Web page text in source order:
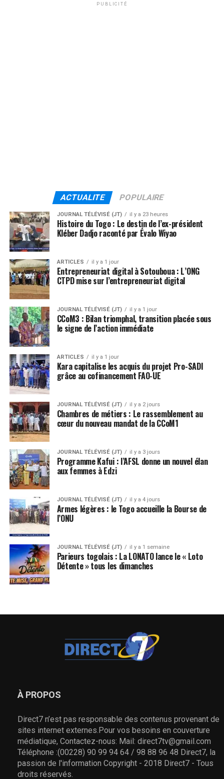
PUBLICITÉ
ACTUALITE POPULAIRE
JOURNAL TÉLÉVISÉ (JT) il y a 23 heures
Histoire du Togo : Le destin de l’ex-président
Kléber Dadjo raconté par Évalo Wiyao
ARTICLES il y a 1 jour
Entrepreneuriat digital à Sotouboua : L’ONG
CTPD mise sur l’entrepreneuriat digital
JOURNAL TÉLÉVISÉ (JT) il y a 1 jour
CCoM3 : Bilan triomphal, transition placée sous
le signe de l’action immédiate
ARTICLES il y a 1 jour
Kara capitalise les acquis du projet Pro-SADI
grâce au cofinancement FAO-UE
JOURNAL TÉLÉVISÉ (JT) il y a 2 jours
Chambres de métiers : Le rassemblement au
cœur du nouveau mandat de la CCoM1
JOURNAL TÉLÉVISÉ (JT) il y a 3 jours
Programme Kafui : l’AFSL donne un nouvel élan
aux femmes à Edzi
JOURNAL TÉLÉVISÉ (JT) il y a 4 jours
Armes légères : le Togo accueille la Bourse de
l’ONU
JOURNAL TÉLÉVISÉ (JT) il y a 1 semaine
Parieurs togolais : La LONATO lance le « Loto
Détente » tous les dimanches
À PROPOS
Direct7 n’est pas responsable des contenus provenant de
sites internet externes.Pour vos besoins en couverture
médiatique, Contactez-nous: Mail: direct7tv@gmail.com
Téléphone :(00228) 90 99 94 64 / 98 88 96 48 Direct7, la
passion de l'information Copyright - 2018 Direct7 - Tous
droits réservés.